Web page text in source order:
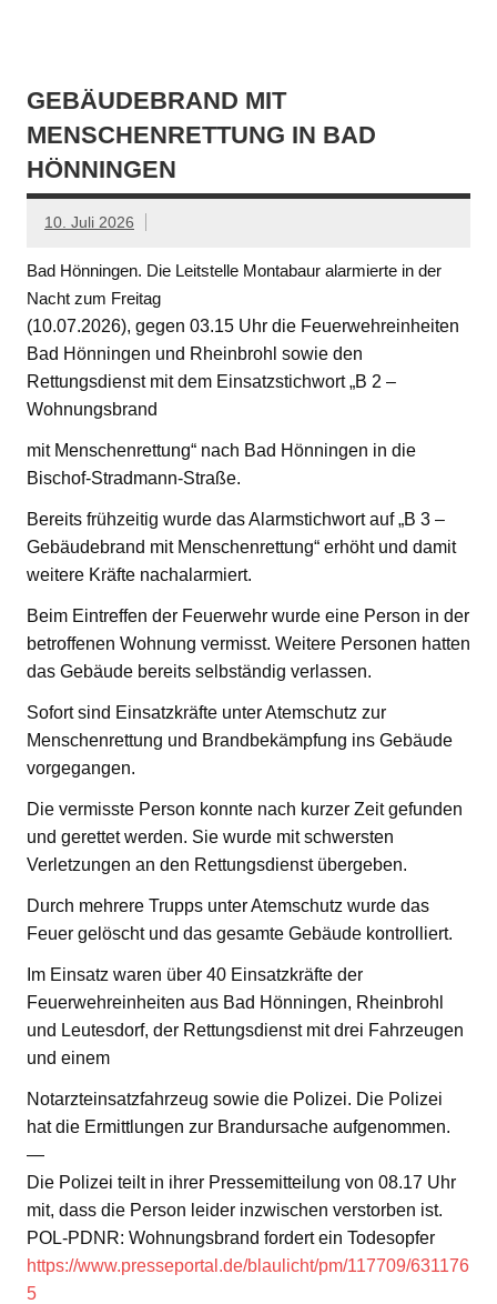
GEBÄUDEBRAND MIT
MENSCHENRETTUNG IN BAD
HÖNNINGEN
10. Juli 2026
Bad Hönningen. Die Leitstelle Montabaur alarmierte in der
Nacht zum Freitag
(10.07.2026), gegen 03.15 Uhr die Feuerwehreinheiten
Bad Hönningen und Rheinbrohl sowie den
Rettungsdienst mit dem Einsatzstichwort „B 2 –
Wohnungsbrand
mit Menschenrettung“ nach Bad Hönningen in die
Bischof-Stradmann-Straße.
Bereits frühzeitig wurde das Alarmstichwort auf „B 3 –
Gebäudebrand mit Menschenrettung“ erhöht und damit
weitere Kräfte nachalarmiert.
Beim Eintreffen der Feuerwehr wurde eine Person in der
betroffenen Wohnung vermisst. Weitere Personen hatten
das Gebäude bereits selbständig verlassen.
Sofort sind Einsatzkräfte unter Atemschutz zur
Menschenrettung und Brandbekämpfung ins Gebäude
vorgegangen.
Die vermisste Person konnte nach kurzer Zeit gefunden
und gerettet werden. Sie wurde mit schwersten
Verletzungen an den Rettungsdienst übergeben.
Durch mehrere Trupps unter Atemschutz wurde das
Feuer gelöscht und das gesamte Gebäude kontrolliert.
Im Einsatz waren über 40 Einsatzkräfte der
Feuerwehreinheiten aus Bad Hönningen, Rheinbrohl
und Leutesdorf, der Rettungsdienst mit drei Fahrzeugen
und einem
Notarzteinsatzfahrzeug sowie die Polizei. Die Polizei
hat die Ermittlungen zur Brandursache aufgenommen.
—
Die Polizei teilt in ihrer Pressemitteilung von 08.17 Uhr
mit, dass die Person leider inzwischen verstorben ist.
POL-PDNR: Wohnungsbrand fordert ein Todesopfer
https://www.presseportal.de/blaulicht/pm/117709/631176
5